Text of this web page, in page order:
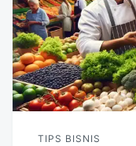
TIPS BISNIS